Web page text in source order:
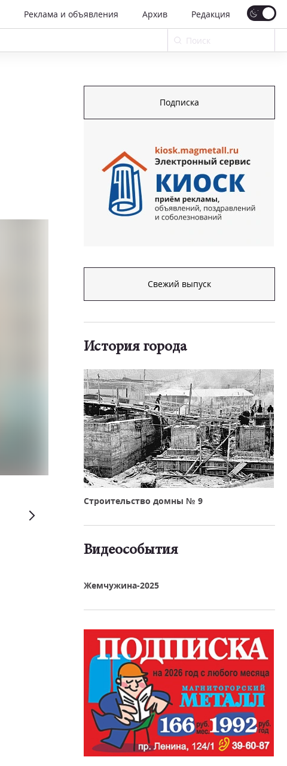
Реклама и объявления Архив Редакция
Дмитрий Рухмалев
Подписка
Свежий выпуск
История города
Строительство домны № 9
Видеособытия
Жемчужина-2025